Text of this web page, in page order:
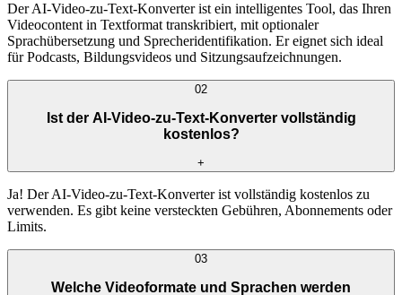
Der AI-Video-zu-Text-Konverter ist ein intelligentes Tool, das Ihren
Videocontent in Textformat transkribiert, mit optionaler
Sprachübersetzung und Sprecheridentifikation. Er eignet sich ideal
für Podcasts, Bildungsvideos und Sitzungsaufzeichnungen.
02
Ist der AI-Video-zu-Text-Konverter vollständig
kostenlos?
+
Ja! Der AI-Video-zu-Text-Konverter ist vollständig kostenlos zu
verwenden. Es gibt keine versteckten Gebühren, Abonnements oder
Limits.
03
Welche Videoformate und Sprachen werden